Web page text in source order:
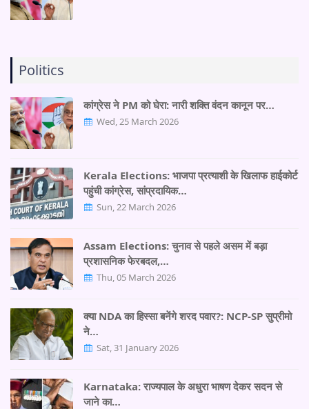
Politics
कांग्रेस ने PM को घेरा: नारी शक्ति वंदन कानून पर…
Wed, 25 March 2026
Kerala Elections: भाजपा प्रत्याशी के खिलाफ हाईकोर्ट
पहुंची कांग्रेस, सांप्रदायिक…
Sun, 22 March 2026
Assam Elections: चुनाव से पहले असम में बड़ा
प्रशासनिक फेरबदल,…
Thu, 05 March 2026
क्या NDA का हिस्सा बनेंगे शरद पवार?: NCP-SP सुप्रीमो
ने…
Sat, 31 January 2026
Karnataka: राज्यपाल के अधुरा भाषण देकर सदन से
जाने का…